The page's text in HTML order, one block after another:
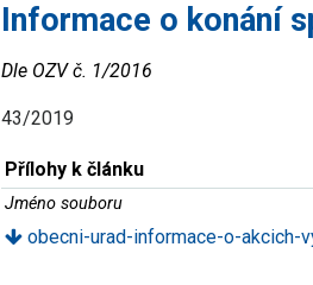
Informace o konání
Dle OZV č. 1/2016
43/2019
Přílohy k článku
Jméno souboru
obecni-urad-informace-o-akcich-